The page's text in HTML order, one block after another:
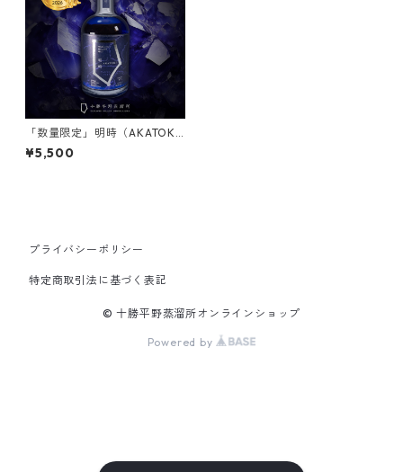
「数量限定」明時（AKATOK
I）TANZANITE タンザナイト
（化粧箱:オプション）
¥5,500
プライバシーポリシー
特定商取引法に基づく表記
© 十勝平野蒸溜所オンラインショップ
Powered by